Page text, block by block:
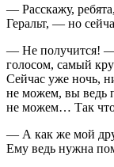
— Расскажу,
Геральт, — но
— Не получится! —
голосом, самый
Сейчас уже ночь,
не можем, вы ведь
не можем… Так что,
— А как же мой
Ему ведь нужна